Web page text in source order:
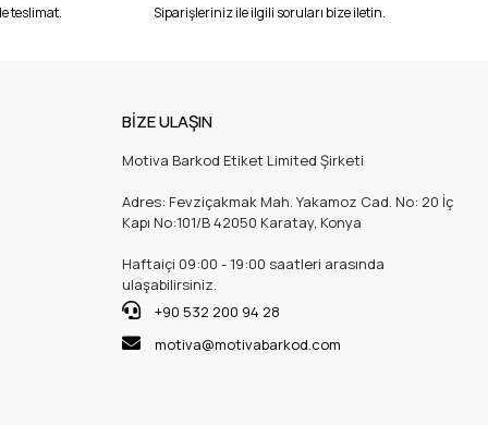
teslimat. Siparişleriniz ile ilgili soruları bize iletin.
BİZE ULAŞIN
Motiva Barkod Etiket Limited Şirketi
Adres: Fevziçakmak Mah. Yakamoz Cad. No: 20 İç
Kapı No:101/B 42050 Karatay, Konya
Haftaiçi 09:00 - 19:00 saatleri arasında
ulaşabilirsiniz.
+90 532 200 94 28
motiva@motivabarkod.com